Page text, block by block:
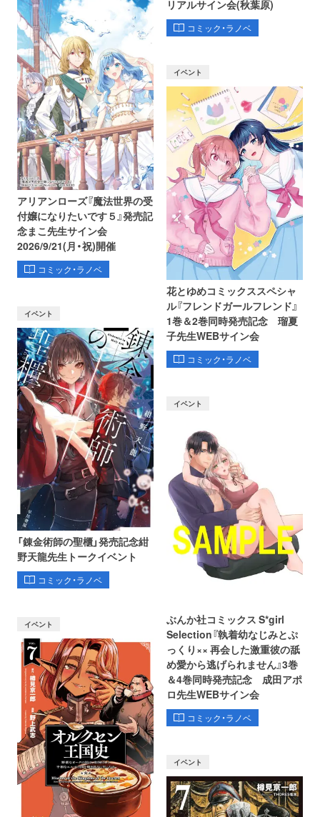
リアルサイン会(秋葉原)
コミック・ラノベ
アリアンローズ『魔法世界の受
付嬢になりたいです５』発売記
念まこ先生サイン会
2026/9/21(月・祝)開催
コミック・ラノベ
イベント
花とゆめコミックススペシャ
ル『フレンドガールフレンド』
1巻＆2巻同時発売記念 瑠夏
子先生WEBサイン会
コミック・ラノベ
イベント
「錬金術師の聖櫃」発売記念紺
野天龍先生トークイベント
コミック・ラノベ
イベント
ぶんか社コミックス S*girl
Selection『執着幼なじみとぷ
っくり×× 再会した激重彼の舐
め愛から逃げられません』3巻
＆4巻同時発売記念 成田アポ
ロ先生WEBサイン会
コミック・ラノベ
イベント
イベント